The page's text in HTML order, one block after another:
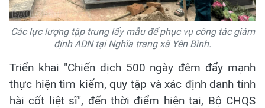
Các lực lượng tập trung lấy mẫu để phục vụ công tác giám
định ADN tại Nghĩa trang xã Yên Bình.
Triển khai "Chiến dịch 500 ngày đêm đẩy mạnh
thực hiện tìm kiếm, quy tập và xác định danh tính
hài cốt liệt sĩ", đến thời điểm hiện tại, Bộ CHQS